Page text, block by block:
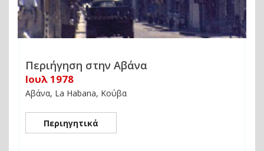
Περιήγηση στην Αβάνα
Ιουλ 1978
Αβάνα, La Habana, Κούβα
Περιηγητικά